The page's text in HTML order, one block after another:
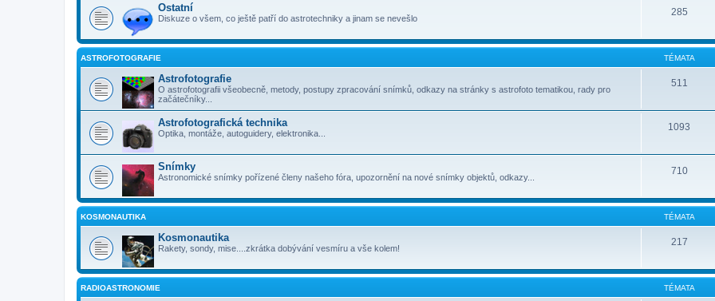
Ostatní
Diskuze o všem, co ještě patří do astrotechniky a jinam se nevešlo
285
ASTROFOTOGRAFIE TÉMATA
Astrofotografie
O astrofotografii všeobecně, metody, postupy zpracování snímků, odkazy na stránky s astrofoto tematikou, rady pro
začátečníky...
511
Astrofotografická technika
Optika, montáže, autoguidery, elektronika...
1093
Snímky
Astronomické snímky pořízené členy našeho fóra, upozornění na nové snímky objektů, odkazy...
710
KOSMONAUTIKA TÉMATA
Kosmonautika
Rakety, sondy, mise....zkrátka dobývání vesmíru a vše kolem!
217
RADIOASTRONOMIE TÉMATA